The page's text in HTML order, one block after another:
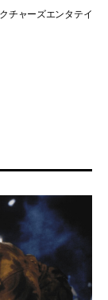
チャーズエンタテイ